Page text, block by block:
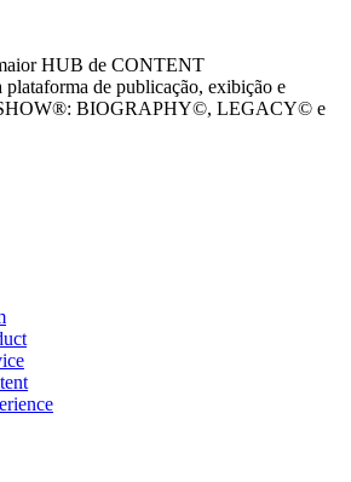
HUB de CONTENT
de publicação, exibição e
BIOGRAPHY©, LEGACY© e